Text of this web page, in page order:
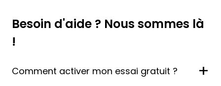
Besoin d'aide ? Nous sommes là
!
Comment activer mon essai gratuit ? +